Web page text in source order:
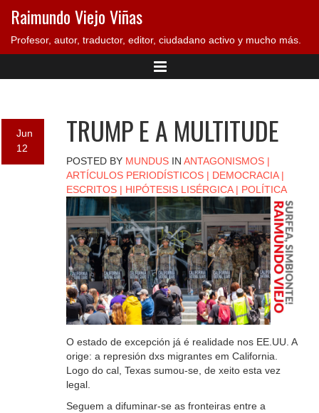
Raimundo Viejo Viñas
Profesor, autor, traductor, editor, ciudadano activo y mucho más.
Jun
12
TRUMP E A MULTITUDE
POSTED BY MUNDUSIN ANTAGONISMOS|
ARTÍCULOS PERIODÍSTICOS| DEMOCRACIA|
ESCRITOS| HIPÓTESIS LISÉRGICA| POLÍTICA
O estado de excepción já é realidade nos EE.UU. A
orige: a represión dxs migrantes em California.
Logo do cal, Texas sumou-se, de xeito esta vez
legal.
Seguem a difuminar-se as fronteiras entre a